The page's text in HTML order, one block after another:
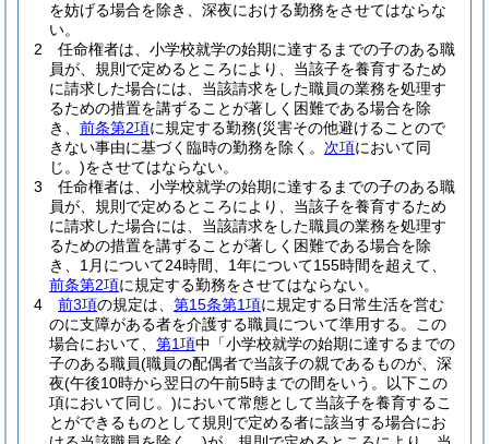
を妨げる場合を除き、深夜における勤務をさせてはならな
い。
2
任命権者は、小学校就学の始期に達するまでの子のある職
員が、規則で定めるところにより、当該子を養育するため
に請求した場合には、当該請求をした職員の業務を処理す
るための措置を講ずることが著しく困難である場合を除
き、 前条第2項に規定する勤務(災害その他避けることので
きない事由に基づく臨時の勤務を除く。 次項において同
じ。)をさせてはならない。
3
任命権者は、小学校就学の始期に達するまでの子のある職
員が、規則で定めるところにより、当該子を養育するため
に請求した場合には、当該請求をした職員の業務を処理す
るための措置を講ずることが著しく困難である場合を除
き、1月について24時間、1年について155時間を超えて、
前条第2項に規定する勤務をさせてはならない。
4
前3項の規定は、 第15条第1項に規定する日常生活を営む
のに支障がある者を介護する職員について準用する。
この
場合において、 第1項中「小学校就学の始期に達するまでの
子のある職員(職員の配偶者で当該子の親であるものが、深
夜(午後10時から翌日の午前5時までの間をいう。以下この
項において同じ。)において常態として当該子を養育するこ
とができるものとして規則で定める者に該当する場合にお